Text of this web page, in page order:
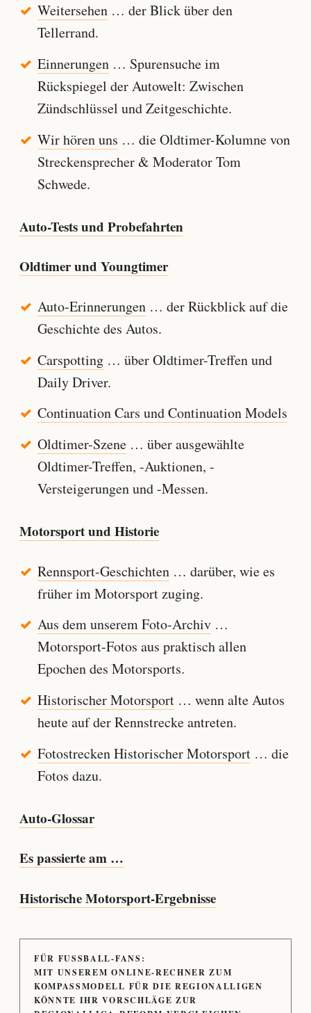
Weitersehen… der Blick über den
Tellerrand.
Einnerungen… Spurensuche im
Rückspiegel der Autowelt: Zwischen
Zündschlüssel und Zeitgeschichte.
Wir hören uns … die Oldtimer-Kolumne von
Streckensprecher & Moderator Tom
Schwede.
Auto-Tests und Probefahrten
Oldtimer und Youngtimer
Auto-Erinnerungen… der Rückblick auf die
Geschichte des Autos.
Carspotting… über Oldtimer-Treffen und
Daily Driver.
Continuation Cars und Continuation Models
Oldtimer-Szene… über ausgewählte
Oldtimer-Treffen, -Auktionen, -
Versteigerungen und -Messen.
Motorsport und Historie
Rennsport-Geschichten… darüber, wie es
früher im Motorsport zuging.
Aus dem unserem Foto-Archiv…
Motorsport-Fotos aus praktisch allen
Epochen des Motorsports.
Historischer Motorsport… wenn alte Autos
heute auf der Rennstrecke antreten.
Fotostrecken Historischer Motorsport… die
Fotos dazu.
Auto-Glossar
Es passierte am …
Historische Motorsport-Ergebnisse
FÜR FUSSBALL-FANS:
MIT UNSEREM ONLINE-RECHNER ZUM
KOMPASSMODELL FÜR DIE REGIONALLIGEN
KÖNNTE IHR VORSCHLÄGE ZUR